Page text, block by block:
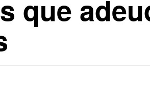
que